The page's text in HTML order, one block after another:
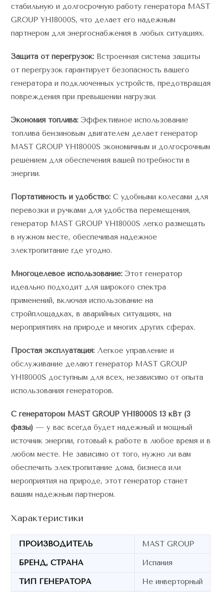
стабильную и долгосрочную работу генератора MAST
GROUP YH18000S, что делает его надежным
партнером для энергоснабжения в любых ситуациях.
Защита от перегрузок: Встроенная система защиты
от перегрузок гарантирует безопасность вашего
генератора и подключенных устройств, предотвращая
повреждения при превышении нагрузки.
Экономия топлива: Эффективное использование
топлива бензиновым двигателем делает генератор
MAST GROUP YH18000S экономичным и долгосрочным
решением для обеспечения вашей потребности в
энергии.
Портативность и удобство: С удобными колесами для
перевозки и ручками для удобства перемещения,
генератор MAST GROUP YH18000S легко размещать
в нужном месте, обеспечивая надежное
электропитание где угодно.
Многоцелевое использование: Этот генератор
идеально подходит для широкого спектра
применений, включая использование на
стройплощадках, в аварийных ситуациях, на
мероприятиях на природе и многих других сферах.
Простая эксплуатация: Легкое управление и
обслуживание делают генератор MAST GROUP
YH18000S доступным для всех, независимо от опыта
использования генераторов.
С генератором MAST GROUP YH18000S 13 кВт (3
фазы) — у вас всегда будет надежный и мощный
источник энергии, готовый к работе в любое время и в
любом месте. Не зависимо от того, нужно ли вам
обеспечить электропитание дома, бизнеса или
мероприятия на природе, этот генератор станет
вашим надежным партнером.
Характеристики
ПРОИЗВОДИТЕЛЬ MAST GROUP
БРЕНД, СТРАНА Испания
ТИП ГЕНЕРАТОРА Не инверторный